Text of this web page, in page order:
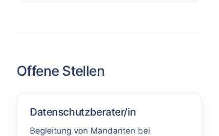
Offene Stellen
Datenschutzberater/in
Begleitung von Mandanten bei